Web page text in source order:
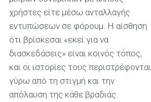
χρήστες είτε μέσω ανταλλαγής
εντυπώσεων σε φόρουμ. Η αίσθηση
ότι βρίσκεσαι «εκεί για να
διασκεδάσεις» είναι κοινός τόπος,
και οι ιστορίες τους περιστρέφονται
γύρω από τη στιγμή και την
απόλαυση της κάθε βραδιάς.